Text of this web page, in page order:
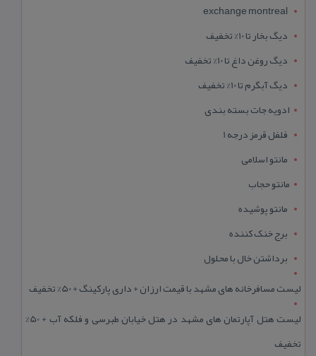
exchange montreal
دیگ بخار تا 10% تخفیف
دیگ روغن داغ تا 10% تخفیف
دیگ آبگرم تا 10% تخفیف
ادویه جات بسته بندی
فلفل قرمز درجه 1
مانتو اسلامی
مانتو حجاب
مانتو پوشیده
برج خنک کننده
برداشتن خال با محلول
لیست مسافرخانه های مشهد با قیمت ارزان + داری پارکینگ + 50% تخفیف
لیست هتل آپارتمان های مشهد در هتل خیابان طبرسی و فلکه آب + 50%
تخفیف